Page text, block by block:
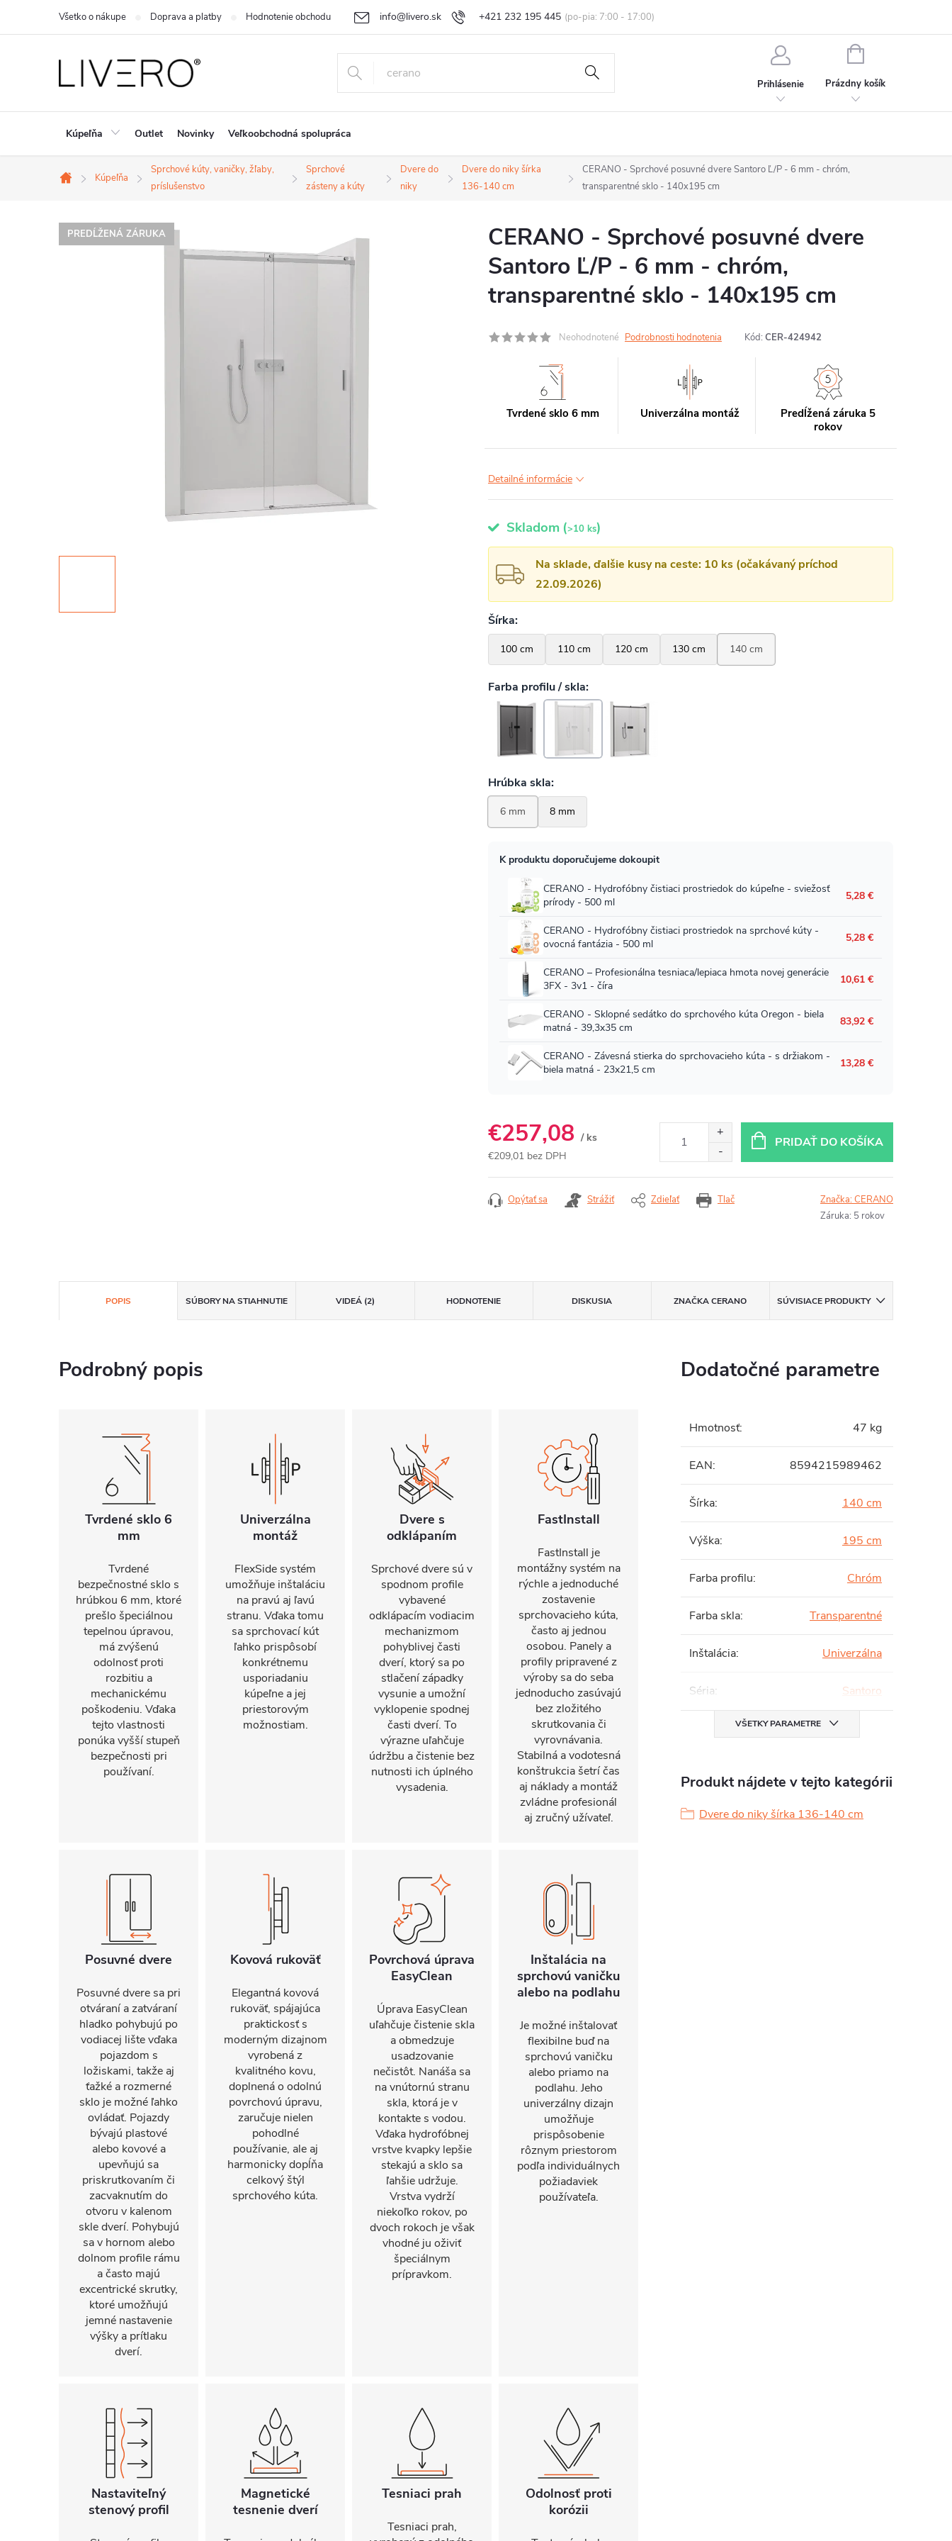
+421 232 195 445
info@livero.sk
Všetko o nákupe Doprava a platby Hodnotenie obchodu Vrátenie tovaru a reklamácia Obchodné podmienky Podmienky ochrany osobných údajov
Prihlásenie
NÁKUPNÝ
Prázdny košík
Kúpeľňa Outlet Novinky Veľkoobchodná spolupráca
Domov
Kúpeľňa
Sprchové kúty, vaničky, žľaby,
príslušenstvo
Sprchové
zásteny a kúty
Dvere do
niky
Dvere do niky šírka
136-140 cm
CERANO - Sprchové posuvné dvere Santoro Ľ/P - 6 mm - chróm,
transparentné sklo - 140x195 cm
PREDĹŽENÁ ZÁRUKA
CERANO - Sprchové posuvné dvere
Santoro Ľ/P - 6 mm - chróm,
transparentné sklo - 140x195 cm
Neohodnotené Podrobnosti hodnotenia Kód: CER-424942
Tvrdené sklo 6 mm Univerzálna montáž
Predĺžená záruka 5
rokov
Detailné informácie
Skladom (>10 ks)
Na sklade, ďalšie kusy na ceste: 10 ks (očakávaný príchod
22.09.2026)
€257,08 / ks
€209,01 bez DPH
PRIDAŤ DO KOŠÍKA
Tlač
Opýtať sa Strážiť Zdieľať Značka:CERANO
Záruka: 5 rokov
POPIS SÚBORY NA STIAHNUTIE VIDEÁ (2) HODNOTENIE DISKUSIA ZNAČKACERANO SÚVISIACE PRODUKTY
Podrobný popis
Tvrdené sklo 6
mm
Tvrdené
bezpečnostné sklo s
hrúbkou 6 mm, ktoré
prešlo špeciálnou
tepelnou úpravou,
má zvýšenú
odolnosť proti
rozbitiu a
mechanickému
poškodeniu. Vďaka
tejto vlastnosti
ponúka vyšší stupeň
bezpečnosti pri
používaní.
Univerzálna
montáž
FlexSide systém
umožňuje inštaláciu
na pravú aj ľavú
stranu. Vďaka tomu
sa sprchovací kút
ľahko prispôsobí
konkrétnemu
usporiadaniu
kúpeľne a jej
priestorovým
možnostiam.
Dvere s
odklápaním
Sprchové dvere sú v
spodnom profile
vybavené
odklápacím vodiacim
mechanizmom
pohyblivej časti
dverí, ktorý sa po
stlačení západky
vysunie a umožní
vyklopenie spodnej
časti dverí. To
výrazne uľahčuje
údržbu a čistenie bez
nutnosti ich úplného
vysadenia.
FastInstall
FastInstall je
montážny systém na
rýchle a jednoduché
zostavenie
sprchovacieho kúta,
často aj jednou
osobou. Panely a
profily pripravené z
výroby sa do seba
jednoducho zasúvajú
bez zložitého
skrutkovania či
vyrovnávania.
Stabilná a vodotesná
konštrukcia šetrí čas
aj náklady a montáž
zvládne profesionál
aj zručný užívateľ.
Posuvné dvere
Posuvné dvere sa pri
otváraní a zatváraní
hladko pohybujú po
vodiacej lište vďaka
pojazdom s
ložiskami, takže aj
ťažké a rozmerné
sklo je možné ľahko
ovládať. Pojazdy
bývajú plastové
alebo kovové a
upevňujú sa
priskrutkovaním či
zacvaknutím do
otvoru v kalenom
skle dverí. Pohybujú
sa v hornom alebo
dolnom profile rámu
a často majú
excentrické skrutky,
ktoré umožňujú
jemné nastavenie
výšky a prítlaku
dverí.
Kovová rukoväť
Elegantná kovová
rukoväť, spájajúca
praktickosť s
moderným dizajnom
vyrobená z
kvalitného kovu,
doplnená o odolnú
povrchovú úpravu,
zaručuje nielen
pohodlné
používanie, ale aj
harmonicky dopĺňa
celkový štýl
sprchového kúta.
Povrchová úprava
EasyClean
Úprava EasyClean
uľahčuje čistenie skla
a obmedzuje
usadzovanie
nečistôt. Nanáša sa
na vnútornú stranu
skla, ktorá je v
kontakte s vodou.
Vďaka hydrofóbnej
vrstve kvapky lepšie
stekajú a sklo sa
ľahšie udržuje.
Vrstva vydrží
niekoľko rokov, po
dvoch rokoch je však
vhodné ju oživiť
špeciálnym
prípravkom.
Inštalácia na
sprchovú vaničku
alebo na podlahu
Je možné inštalovať
flexibilne buď na
sprchovú vaničku
alebo priamo na
podlahu. Jeho
univerzálny dizajn
umožňuje
prispôsobenie
rôznym priestorom
podľa individuálnych
požiadaviek
používateľa.
Nastaviteľný
stenový profil
Magnetické
tesnenie dverí
Tesniaci prah
Tesniaci prah,
Odolnosť proti
korózii
Dodatočné parametre
Hmotnosť: 47 kg
EAN: 8594215989462
Šírka: 140 cm
Výška: 195 cm
Farba profilu: Chróm
Farba skla: Transparentné
Inštalácia: Univerzálna
Séria: Santoro
VŠETKY PARAMETRE
Produkt nájdete v tejto kategórii
Dvere do niky šírka 136-140 cm